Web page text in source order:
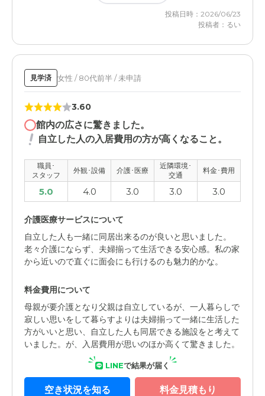
想像より全てよかったので残念な点はありません。 皆さ
んの食堂（？）憩いの場も広く、ドアが無く入りやすいと
思う。 ただスタッフが少ないのかな〜。介護職員さんら
しき方が男性1人しかその時見えなかったので、人材的に
大丈夫かなと感じました。
投稿日時：2026/06/23
投稿者：るい
見学済 女性 / 80代前半 / 未申請
3.60
館内の広さに驚きました。
自立した人の入居費用の方が高くなること。
職員･
スタッフ
外観･設備 介護･医療
近隣環境･
交通
料金･費用
5.0 4.0 3.0 3.0 3.0
介護医療サービスについて
自立した人も一緒に同居出来るのが良いと思いました。
老々介護にならず、夫婦揃って生活できる安心感。私の家
から近いので直ぐに面会にも行けるのも魅力的かな。
料金費用について
母親が要介護となり父親は自立しているが、一人暮らしで
寂しい思いをして暮らすよりは夫婦揃って一緒に生活した
方がいいと思い、自立した人も同居できる施設をと考えて
いました。が、入居費用が思いのほか高くて驚きました。
LINEで結果が届く
空き状況を知る 料金見積もり